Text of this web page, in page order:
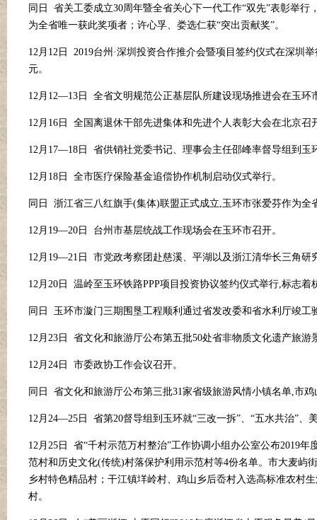
同日 省关工委成立30周年暨全省关心下一代工作“双先”表彰举
为全省唯一获此奖项者；许心孚、娄选仁获“突出贡献奖”。
12月12日 2019台州 ·深圳投资合作推介会暨项目签约仪式在深圳
元。
12月12—13日 全省文明规范公正基层队所建设现场推进会在玉环
12月16日 全国离退休干部先进集体和先进个人表彰大会在北京
12月17—18日 省供销社党委书记、理事会主任邵峰率督导组到玉
12月18日 全市医疗保险基金追偿协作机制启动仪式举行。
同日 浙江省三八红旗手(集体)联盟正式成立,玉环市张爱芬作为全
12月19—20日 台州市基层统战工作现场会在玉环市召开。
12月19—21日 市党政考察团赴慈溪、平湖以及浙江清华长三角
12月20日 温岭至玉环铁路PPP项目投资协议签约仪式举行,标志
同日 玉环市漩门三期围垦工程顺利通过省发改委和省水利厅竣工
12月23日 省文化和旅游厅公布第五批50处省非物质文化遗产旅
12月24日 市委政协工作会议召开。
同日 省文化和旅游厅公布第三批31家省级旅游风情小镇名单,市
12月24—25日 省第20督导组到玉环就“三改一拆”、“五水共治”、
12月25日 省“千村示范万村整治”工作协调小组办公室公布2019
范村和历史文化(传统)村落保护利用示范村等4份名单。市大麦屿
乡村特色精品村；干江镇垟岭村、鸡山乡后岙村入选高标准农村
村。